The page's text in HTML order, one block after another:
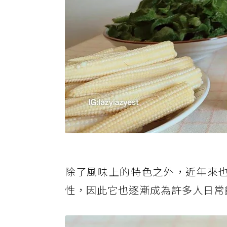
除了風味上的特色之外，近年來
性，因此它也逐漸成為許多人日